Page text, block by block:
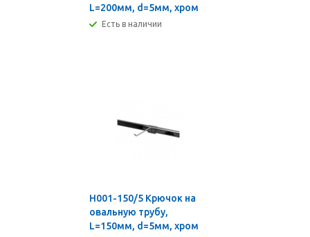
L=200мм, d=5мм, хром
Есть в наличии
H001-150/5 Крючок на
овальную трубу,
L=150мм, d=5мм, хром